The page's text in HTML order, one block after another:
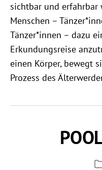
sichtbar und
Menschen –
Tänzer*innen – dazu
Erkundungsreise
einen Körper, bewegt
Prozess des